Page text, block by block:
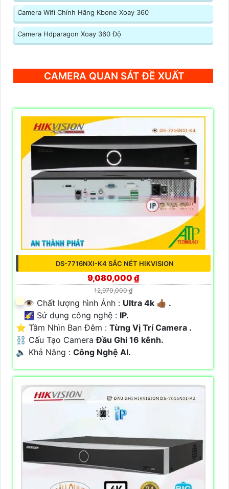
Camera Wifi Chính Hãng Kbone Xoay 360
Camera Hdparagon Xoay 360 Độ
CAMERA QUAN SÁT ĐỀ XUẤT
DS-7716NXI-K4 SẮC NÉT HIKVISION
9,080,000 ₫
12,970,000 ₫
👁 Chất lượng hình Ảnh : Ultra 4k 👍🏾 .
🌠 Sử dụng công nghệ : IP.
⭐ Tầm Nhìn Ban Đêm : Từng Vị Trí Camera .
⛓ Cấu Tạo CameraĐầu Ghi 16 kênh.
️🔈 Khả Năng : Công Nghệ AI.